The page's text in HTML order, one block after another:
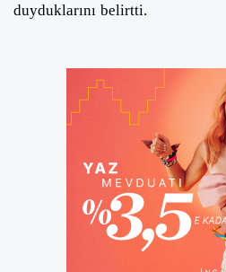
duyduklarını belirtti.